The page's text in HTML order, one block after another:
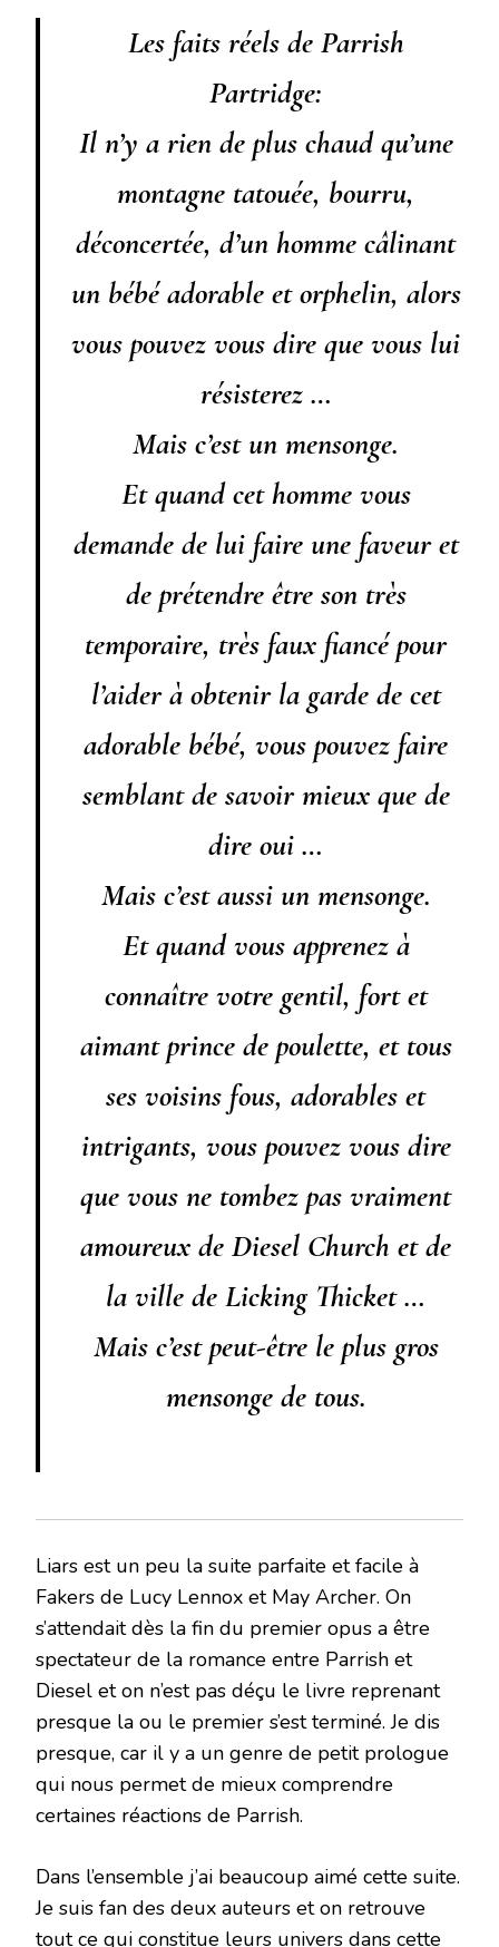
Les faits réels de Parrish
Partridge:
Il n’y a rien de plus chaud qu’une
montagne tatouée, bourru,
déconcertée, d’un homme câlinant
un bébé adorable et orphelin, alors
vous pouvez vous dire que vous lui
résisterez …
Mais c’est un mensonge.
Et quand cet homme vous
demande de lui faire une faveur et
de prétendre être son très
temporaire, très faux fiancé pour
l’aider à obtenir la garde de cet
adorable bébé, vous pouvez faire
semblant de savoir mieux que de
dire oui …
Mais c’est aussi un mensonge.
Et quand vous apprenez à
connaître votre gentil, fort et
aimant prince de poulette, et tous
ses voisins fous, adorables et
intrigants, vous pouvez vous dire
que vous ne tombez pas vraiment
amoureux de Diesel Church et de
la ville de Licking Thicket …
Mais c’est peut-être le plus gros
mensonge de tous.
Liars est un peu la suite parfaite et facile à
Fakers de Lucy Lennox et May Archer. On
s’attendait dès la fin du premier opus a être
spectateur de la romance entre Parrish et
Diesel et on n’est pas déçu le livre reprenant
presque la ou le premier s’est terminé. Je dis
presque, car il y a un genre de petit prologue
qui nous permet de mieux comprendre
certaines réactions de Parrish.
Dans l’ensemble j’ai beaucoup aimé cette suite.
Je suis fan des deux auteurs et on retrouve
tout ce qui constitue leurs univers dans cette